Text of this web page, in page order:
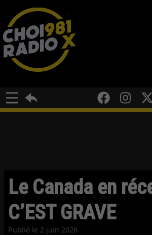
Le Canada en
C’EST GRAVE
Publié le 2 juin 2026